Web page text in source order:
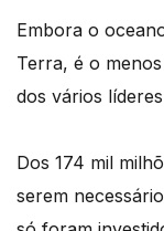
Embora o
Terra, é o
dos vários
Dos 174 mil
serem